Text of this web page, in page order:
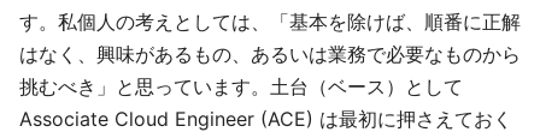
す。私個人の考えとしては、「基本を除けば、順番に正解
はなく、興味があるもの、あるいは業務で必要なものから
挑むべき」と思っています。土台（ベース）として
Associate Cloud Engineer (ACE) は最初に押さえておく